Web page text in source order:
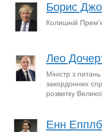
Борис
Колишній
Лео
Міністр з
закордонних
розвитку
Енн